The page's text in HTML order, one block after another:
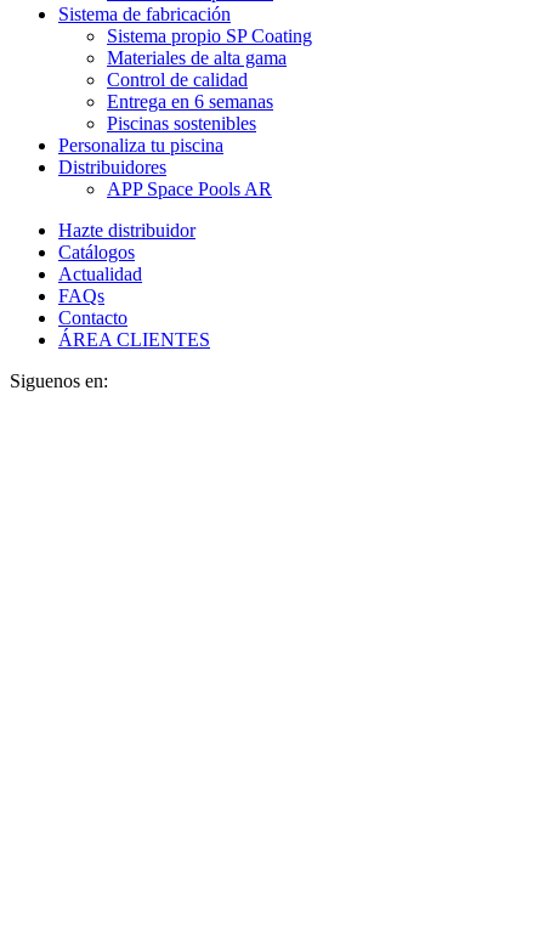
Sistema de fabricación
Sistema propio SP Coating
Materiales de alta gama
Control de calidad
Entrega en 6 semanas
Piscinas sostenibles
Personaliza tu piscina
Distribuidores
APP Space Pools AR
Hazte distribuidor
Catálogos
Actualidad
FAQs
Contacto
ÁREA CLIENTES
Siguenos en: